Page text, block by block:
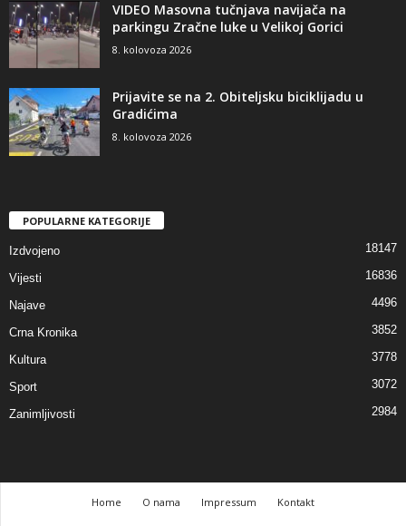
VIDEO Masovna tučnjava navijača na
parkingu Zračne luke u Velikoj Gorici
8. kolovoza 2026
Prijavite se na 2. Obiteljsku biciklijadu u
Gradićima
8. kolovoza 2026
POPULARNE KATEGORIJE
Izdvojeno 18147
Vijesti 16836
Najave 4496
Crna Kronika 3852
Kultura 3778
Sport 3072
Zanimljivosti 2984
Home O nama Impressum
Kontakt